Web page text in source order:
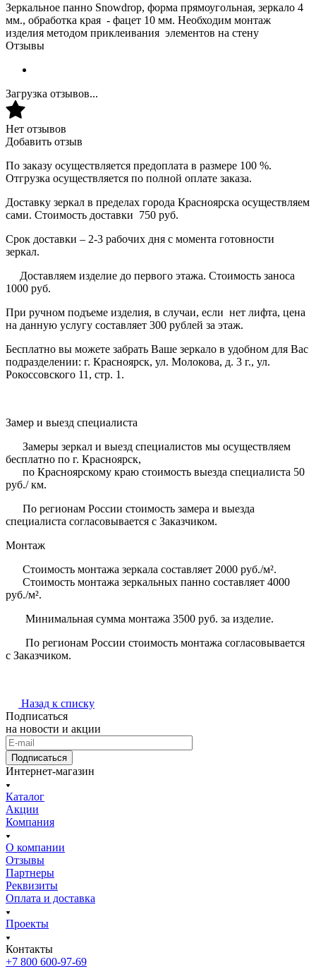
Зеркальное панно Snowdrop, форма прямоугольная, зеркало 4
мм., обработка края - фацет 10 мм. Необходим монтаж
изделия методом приклеивания элементов на стену
Отзывы
Загрузка отзывов...
Нет отзывов
Добавить отзыв
По заказу осуществляется предоплата в размере 100 %.
Отгрузка осуществляется по полной оплате заказа.
Доставку зеркал в пределах города Красноярска осуществляем
сами. Стоимость доставки 750 руб.
Срок доставки – 2-3 рабочих дня с момента готовности
зеркал.
Доставляем изделие до первого этажа. Стоимость заноса
1000 руб.
При ручном подъеме изделия, в случаи, если нет лифта, цена
на данную услугу составляет 300 рублей за этаж.
Бесплатно вы можете забрать Ваше зеркало в удобном для Вас
подразделении: г. Красноярск, ул. Молокова, д. 3 г., ул.
Рокоссовского 11, стр. 1.
Замер и выезд специалиста
Замеры зеркал и выезд специалистов мы осуществляем
бесплатно по г. Красноярск,
по Красноярскому краю стоимость выезда специалиста 50
руб./ км.
По регионам России стоимость замера и выезда
специалиста согласовывается с Заказчиком.
Монтаж
Стоимость монтажа зеркала составляет 2000 руб./м².
Стоимость монтажа зеркальных панно составляет 4000
руб./м².
Минимальная сумма монтажа 3500 руб. за изделие.
По регионам России стоимость монтажа согласовывается
с Заказчиком.
Назад к списку
Подписаться
на новости и акции
Подписаться
Интернет-магазин
Каталог
Акции
Компания
О компании
Отзывы
Партнеры
Реквизиты
Оплата и доставка
Проекты
Контакты
+7 800 600-97-69